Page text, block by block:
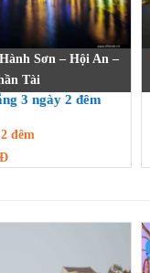
Sơn – Hội An –
Tài
3 ngày 2 đêm
đêm